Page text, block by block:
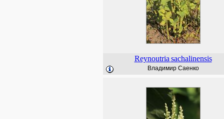
Reynoutria sachalinensis
Владимир Саенко